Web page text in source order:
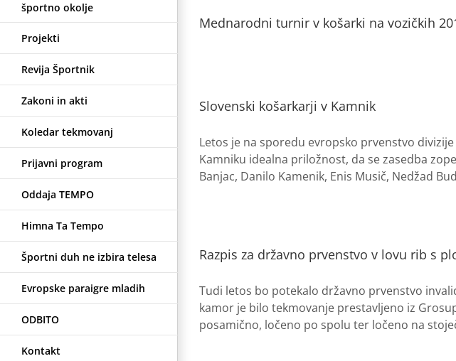
športno okolje
Projekti
Revija Športnik
Zakoni in akti
Koledar tekmovanj
Prijavni program
Oddaja TEMPO
Himna Ta Tempo
Športni duh ne izbira telesa
Evropske paraigre mladih
ODBITO
Kontakt
Mednarodni turnir v košarki na vozičkih
Slovenski košarkarji v Kamnik
Letos je na sporedu evropsko prvenstvo
Kamniku idealna priložnost, da se zasedba
Banjac, Danilo Kamenik, Enis Musič, Nedžad
Razpis za državno prvenstvo v lovu rib s
Tudi letos bo potekalo državno prvenstvo
kamor je bilo tekmovanje prestavljeno iz
posamično, ločeno po spolu ter ločeno na